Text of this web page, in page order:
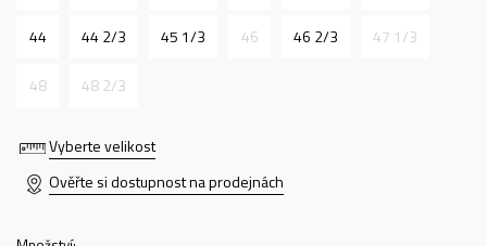
Vyberte velikost
44 44 2/3 45 1/3 46 46 2/3 47 1/3
48 48 2/3
Ověřte si dostupnost na prodejnách